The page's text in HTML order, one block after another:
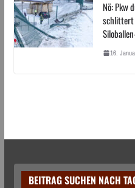
Nö: Pkw
schlittert
16.
BEITRAG SUCHEN NACH